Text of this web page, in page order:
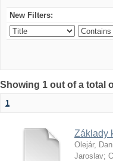
New Filters:
Showing 1 out of a total
1
Základy
Olejár,
Jaroslav;